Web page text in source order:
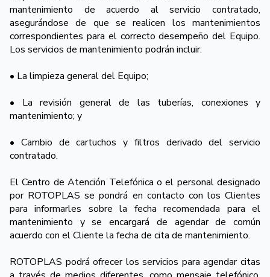
mantenimiento de acuerdo al servicio contratado,
asegurándose de que se realicen los mantenimientos
correspondientes para el correcto desempeño del Equipo.
Los servicios de mantenimiento podrán incluir:
• La limpieza general del Equipo;
• La revisión general de las tuberías, conexiones y
mantenimiento; y
• Cambio de cartuchos y filtros derivado del servicio
contratado.
El Centro de Atención Telefónica o el personal designado
por ROTOPLAS se pondrá en contacto con los Clientes
para informarles sobre la fecha recomendada para el
mantenimiento y se encargará de agendar de común
acuerdo con el Cliente la fecha de cita de mantenimiento.
ROTOPLAS podrá ofrecer los servicios para agendar citas